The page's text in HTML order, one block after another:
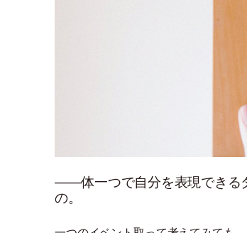
――体一つで自分を表現できる
の。